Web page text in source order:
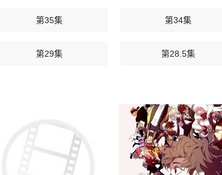
第35集 第34集
第29集 第28.5集
第18集
第13集 第12集